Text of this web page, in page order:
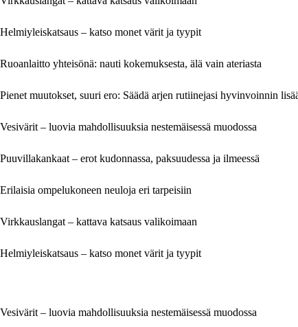
Helmiyleiskatsaus – katso monet värit ja tyypit
Ruoanlaitto yhteisönä: nauti kokemuksesta, älä vain ateriasta
Pienet muutokset, suuri ero: Säädä arjen rutiinejasi hyvinvoinnin
Vesivärit – luovia mahdollisuuksia nestemäisessä muodossa
Puuvillakankaat – erot kudonnassa, paksuudessa ja ilmeessä
Erilaisia ompelukoneen neuloja eri tarpeisiin
Virkkauslangat – kattava katsaus valikoimaan
Helmiyleiskatsaus – katso monet värit ja tyypit
Vesivärit – luovia mahdollisuuksia nestemäisessä muodossa